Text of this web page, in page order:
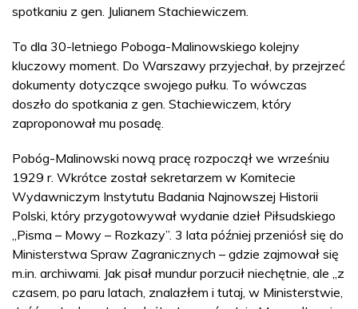
spotkaniu z gen. Julianem Stachiewiczem.
To dla 30-letniego Poboga-Malinowskiego kolejny
kluczowy moment. Do Warszawy przyjechał, by przejrzeć
dokumenty dotyczące swojego pułku. To wówczas
doszło do spotkania z gen. Stachiewiczem, który
zaproponował mu posadę.
Pobóg-Malinowski nową pracę rozpoczął we wrześniu
1929 r. Wkrótce został sekretarzem w Komitecie
Wydawniczym Instytutu Badania Najnowszej Historii
Polski, który przygotowywał wydanie dzieł Piłsudskiego
„Pisma – Mowy – Rozkazy”. 3 lata później przeniósł się do
Ministerstwa Spraw Zagranicznych – gdzie zajmował się
m.in. archiwami. Jak pisał mundur porzucił niechętnie, ale „z
czasem, po paru latach, znalazłem i tutaj, w Ministerstwie,